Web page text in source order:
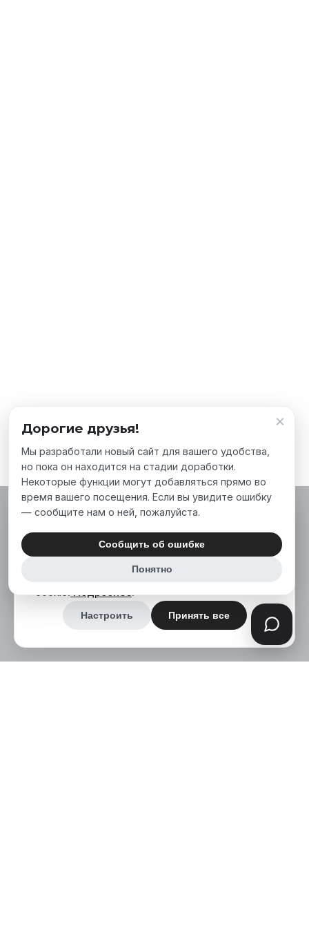
наш сайт лучше для вас. Нажимая «Принять
все», вы соглашаетесь на использование нами
аналитических и маркетинговых файлов
cookie.Подробнее.
Настроить Принять все
×
Дорогие друзья!
Мы разработали новый сайт для вашего удобства,
но пока он находится на стадии доработки.
Некоторые функции могут добавляться прямо во
время вашего посещения. Если вы увидите ошибку
— сообщите нам о ней, пожалуйста.
Понятно
Сообщить об ошибке